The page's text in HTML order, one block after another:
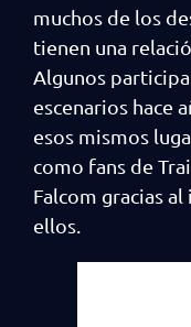
muchos de los
tienen una
Algunos
escenarios hace
esos mismos
como fans de
Falcom gracias
ellos.